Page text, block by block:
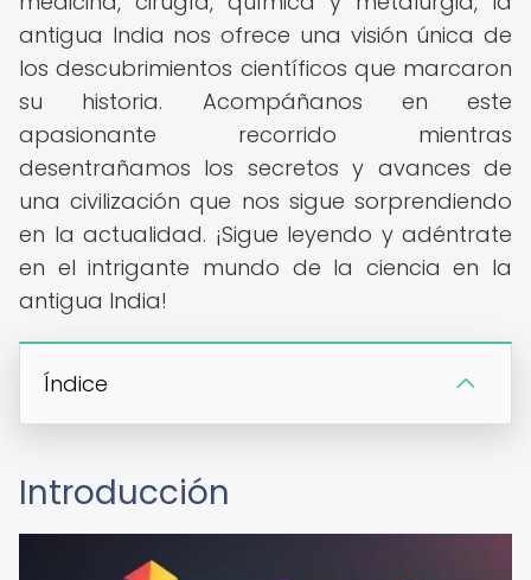
antigua India nos ofrece una visión única de
los descubrimientos científicos que marcaron
su historia. Acompáñanos en este
apasionante recorrido mientras
desentrañamos los secretos y avances de
una civilización que nos sigue sorprendiendo
en la actualidad. ¡Sigue leyendo y adéntrate
en el intrigante mundo de la ciencia en la
antigua India!
Índice
Introducción